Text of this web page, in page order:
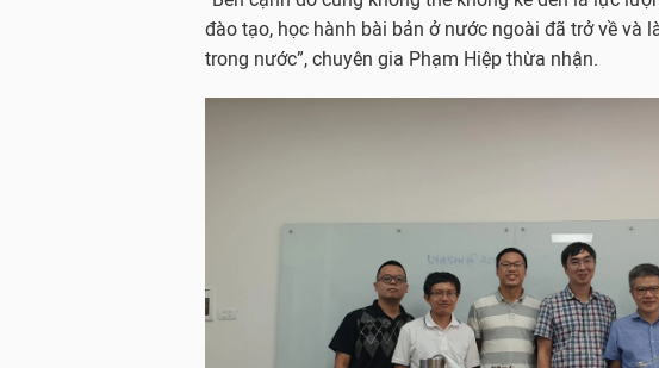
đào tạo, học hành bài bản ở nước ngoài đã trở về và
trong nước”, chuyên gia Phạm Hiệp thừa nhận.